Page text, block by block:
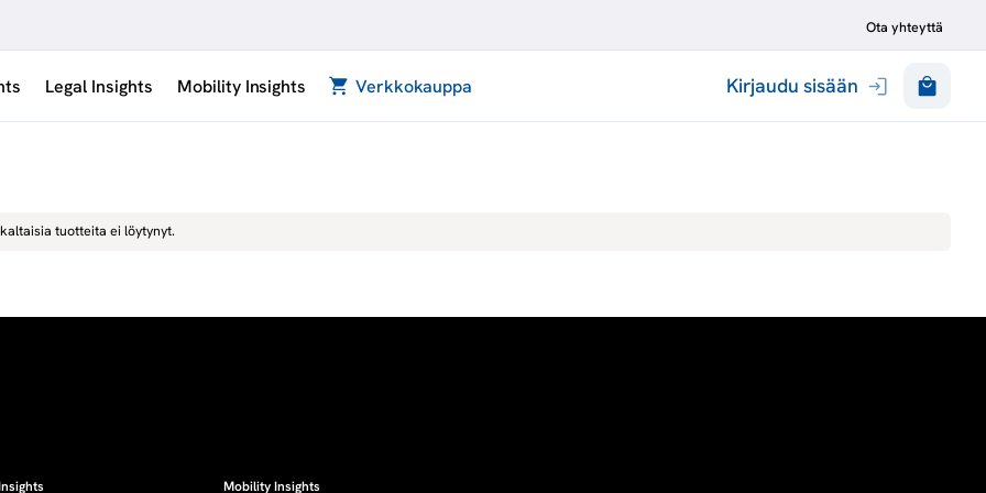
Ota yhteyttä
Legal Insights Mobility Insights Verkkokauppa Kirjaudu sisään
tuotteita ei löytynyt.
Mobility Insights